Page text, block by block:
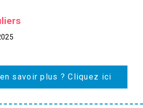
savoir plus ? Cliquez ici